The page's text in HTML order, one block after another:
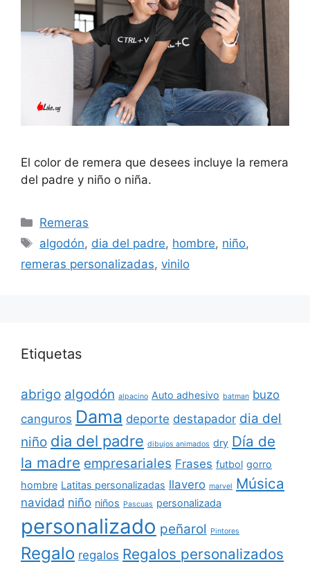
El color de remera que desees incluye la remera
del padre y niño o niña.
Categorías
Remeras
Etiquetas
algodón, dia del padre, hombre, niño,
remeras personalizadas, vinilo
Etiquetas
abrigo algodón alpacino Auto adhesivo batman buzo
canguros Dama deporte destapador dia del
niño dia del padre dibujos animados dry Día de
la madre empresariales Frases futbol gorro
hombre Latitas personalizadas llavero marvel Música
navidad niño niños Pascuas personalizada
personalizado peñarol Pintores
Regalo regalos Regalos personalizados